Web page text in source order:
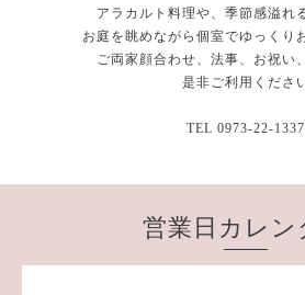
アラカルト料理や、季節感溢れ
お庭を眺めながら個室でゆっくり
ご両家顔合わせ、法事、お祝い
是非ご利用くださ
TEL 0973-22-1337
営業日カレン